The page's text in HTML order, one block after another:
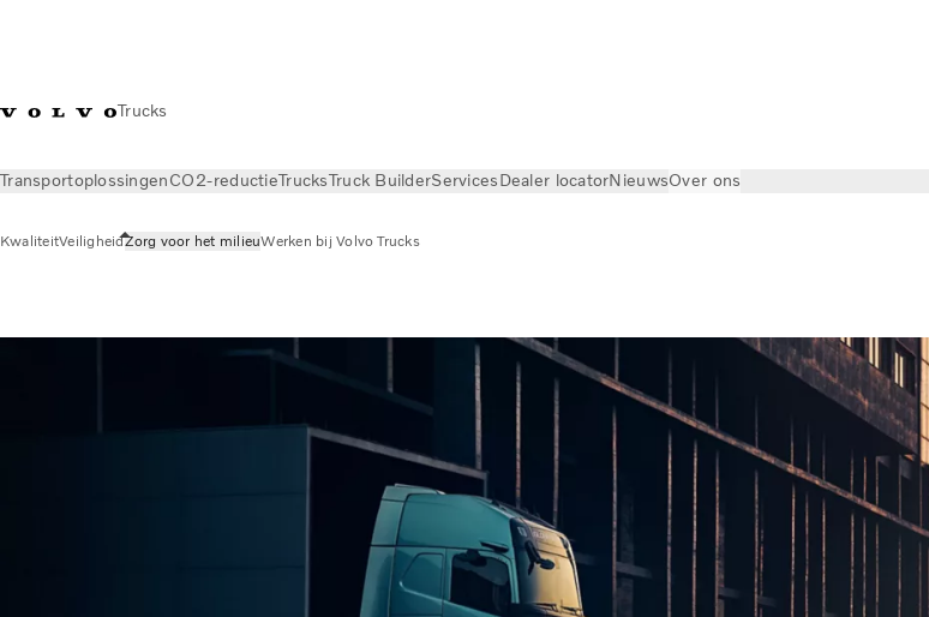
Trucks
TransportoplossingenCO2-reductieTrucksTruck BuilderServicesDealer locatorNieuwsOver ons
KwaliteitVeiligheidZorg voor het milieuWerken bij Volvo Trucks